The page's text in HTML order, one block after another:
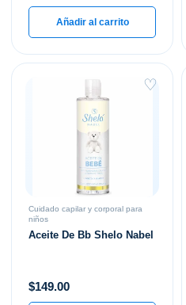
Añadir al carrito
♡
Cuidado capilar y corporal para
niños
Aceite De Bb Shelo Nabel
$149.00